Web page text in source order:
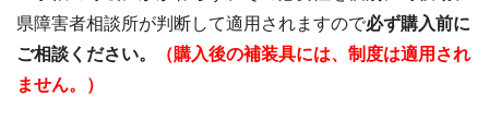
県障害者相談所が判断して適用されますので必ず購入前に
ご相談ください。
（購入後の補装具には、制度は適用され
ません。）